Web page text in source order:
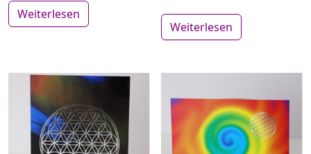
Weiterlesen
Weiterlesen